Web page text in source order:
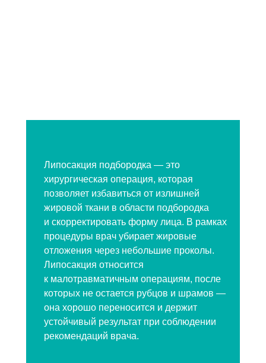
Липосакция подбородка — это
хирургическая операция, которая
позволяет избавиться от излишней
жировой ткани в области подбородка
и скорректировать форму лица. В рамках
процедуры врач убирает жировые
отложения через небольшие проколы.
Липосакция относится
к малотравматичным операциям, после
которых не остается рубцов и шрамов —
она хорошо переносится и держит
устойчивый результат при соблюдении
рекомендаций врача.